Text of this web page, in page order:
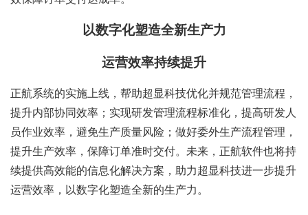
以数字化塑造全新生产力
运营效率持续提升
正航系统的实施上线，帮助超显科技优化并规范管理流程，
提升内部协同效率；实现研发管理流程标准化，提高研发人
员作业效率，避免生产质量风险；做好委外生产流程管理，
提升生产效率，保障订单准时交付。未来，正航软件也将持
续提供高效能的信息化解决方案，助力超显科技进一步提升
运营效率，以数字化塑造全新的生产力。